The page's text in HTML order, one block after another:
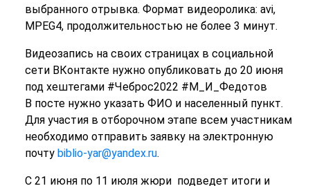
выбранного отрывка. Формат видеоролика: avi,
MPEG4, продолжительностью не более 3 минут.
Видеозапись на своих страницах в социальной
сети ВКонтакте нужно опубликовать до 20 июня
под хештегами #Чеброс2022 #М_И_Федотов
В посте нужно указать ФИО и населенный пункт.
Для участия в отборочном этапе всем участникам
необходимо отправить заявку на электронную
почту biblio-yar@yandex.ru.
С 21 июня по 11 июля жюри подведет итоги и